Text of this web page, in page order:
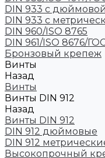
DIN 933 с
DIN 933 с
DIN 960/ISO 8765
DIN 961/ISO 8676/
Бронзовый крепеж
Винты
Назад
Винты
Винты DIN 912
Назад
Винты DIN 912
DIN 912 дюймовые
DIN 912
Высокопрочный